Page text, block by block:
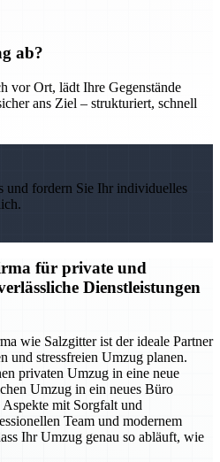
ab?
vor Ort, lädt Ihre Gegenstände
ans Ziel – strukturiert, schnell
und fordern Sie Ihr individuelles
für private und
Dienstleistungen
wie Salzgitter ist der ideale Partner
und stressfreien Umzug planen.
privaten Umzug in eine neue
Umzug in ein neues Büro
mit Sorgfalt und
Team und modernem
Ihr Umzug genau so abläuft, wie